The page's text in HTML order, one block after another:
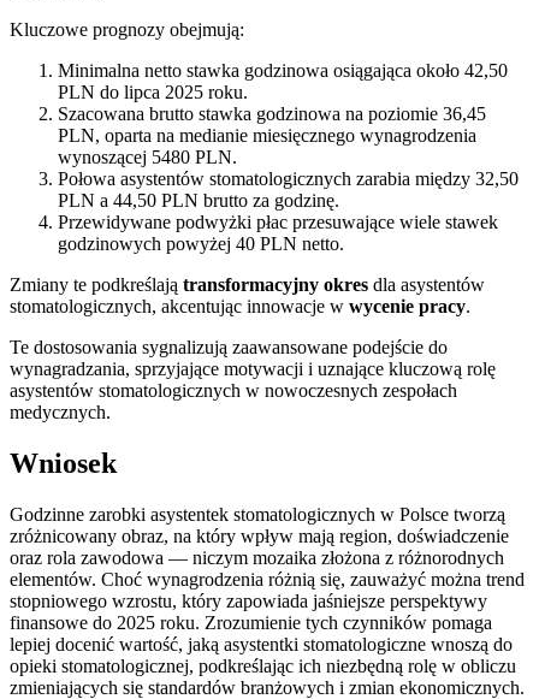
Kluczowe prognozy obejmują:
Minimalna netto stawka godzinowa osiągająca około 42,50
PLN do lipca 2025 roku.
Szacowana brutto stawka godzinowa na poziomie 36,45
PLN, oparta na medianie miesięcznego wynagrodzenia
wynoszącej 5480 PLN.
Połowa asystentów stomatologicznych zarabia między 32,50
PLN a 44,50 PLN brutto za godzinę.
Przewidywane podwyżki płac przesuwające wiele stawek
godzinowych powyżej 40 PLN netto.
Zmiany te podkreślają transformacyjny okres dla asystentów
stomatologicznych, akcentując innowacje w wycenie pracy.
Te dostosowania sygnalizują zaawansowane podejście do
wynagradzania, sprzyjające motywacji i uznające kluczową rolę
asystentów stomatologicznych w nowoczesnych zespołach
medycznych.
Wniosek
Godzinne zarobki asystentek stomatologicznych w Polsce tworzą
zróżnicowany obraz, na który wpływ mają region, doświadczenie
oraz rola zawodowa — niczym mozaika złożona z różnorodnych
elementów. Choć wynagrodzenia różnią się, zauważyć można trend
stopniowego wzrostu, który zapowiada jaśniejsze perspektywy
finansowe do 2025 roku. Zrozumienie tych czynników pomaga
lepiej docenić wartość, jaką asystentki stomatologiczne wnoszą do
opieki stomatologicznej, podkreślając ich niezbędną rolę w obliczu
zmieniających się standardów branżowych i zmian ekonomicznych.